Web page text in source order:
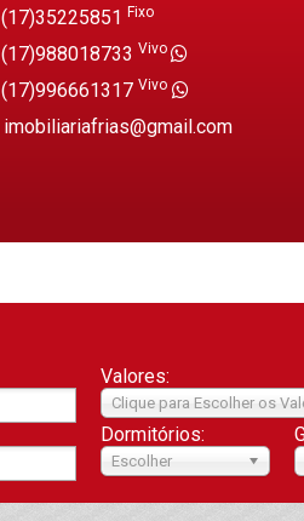
(17)35225851 Fixo
(17)988018733 Vivo
(17)996661317 Vivo
imobiliariafrias@gmail.com
Valores:
Clique para Escolher os
Dormitórios:
Escolher